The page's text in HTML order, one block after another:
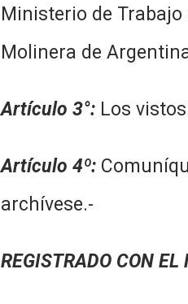
Ministerio de
Molinera de
Artículo 3°: Los
Artículo 4º:
archívese.-
REGISTRADO CON